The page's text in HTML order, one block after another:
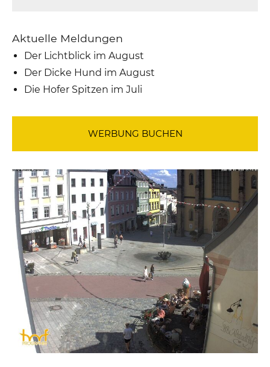
Aktuelle Meldungen
Der Lichtblick im August
Der Dicke Hund im August
Die Hofer Spitzen im Juli
WERBUNG BUCHEN